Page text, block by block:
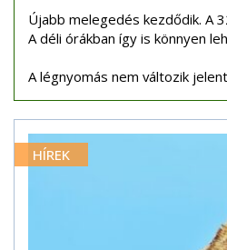
Újabb melegedés kezdődik. A
A déli órákban így is könnyen
A légnyomás nem változik
HÍREK